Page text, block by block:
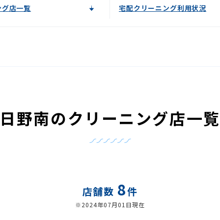
店一覧 宅配クリーニング利用状況
日野南のクリーニング店一覧
店舗数 8件
※2024年07月01日現在